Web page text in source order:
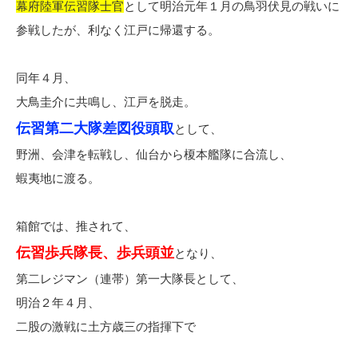
幕府陸軍伝習隊士官として明治元年１月の鳥羽伏見の戦いに
参戦したが、利なく江戸に帰還する。
同年４月、
大鳥圭介に共鳴し、江戸を脱走。
伝習第二大隊差図役頭取として、
野洲、会津を転戦し、仙台から榎本艦隊に合流し、
蝦夷地に渡る。
箱館では、推されて、
伝習歩兵隊長、歩兵頭並となり、
第二レジマン（連帯）第一大隊長として、
明治２年４月、
二股の激戦に土方歳三の指揮下で